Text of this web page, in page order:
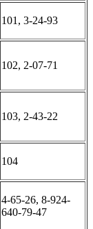
101, 3-24-93
102, 2-07-71
103, 2-43-22
104
4-65-26, 8-924-
640-79-47